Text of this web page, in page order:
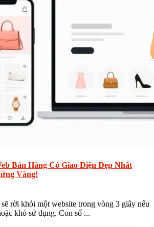
Bán Hàng Có Giao Diện Đẹp Nhất
Vàng!
rời khỏi một website trong vòng 3 giây nếu
khó sử dụng. Con số ...